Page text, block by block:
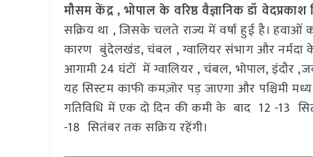
मौसम केंद्र , भोपाल के वरिष्ठ वैज्ञानिक डॉ
सक्रिय था , जिसके चलते राज्य में वर्षा हुई है।
कारण बुंदेलखंड, चंबल , ग्वालियर संभाग और नर्मदा के
आगामी 24 घंटों में ग्वालियर , चंबल, भोपाल, इंदौर
यह सिस्टम काफी कमज़ोर पड़ जाएगा और पश्चिमी
गतिविधि में एक दो दिन की कमी के बाद 12 -13
-18 सितंबर तक सक्रिय रहेंगी।